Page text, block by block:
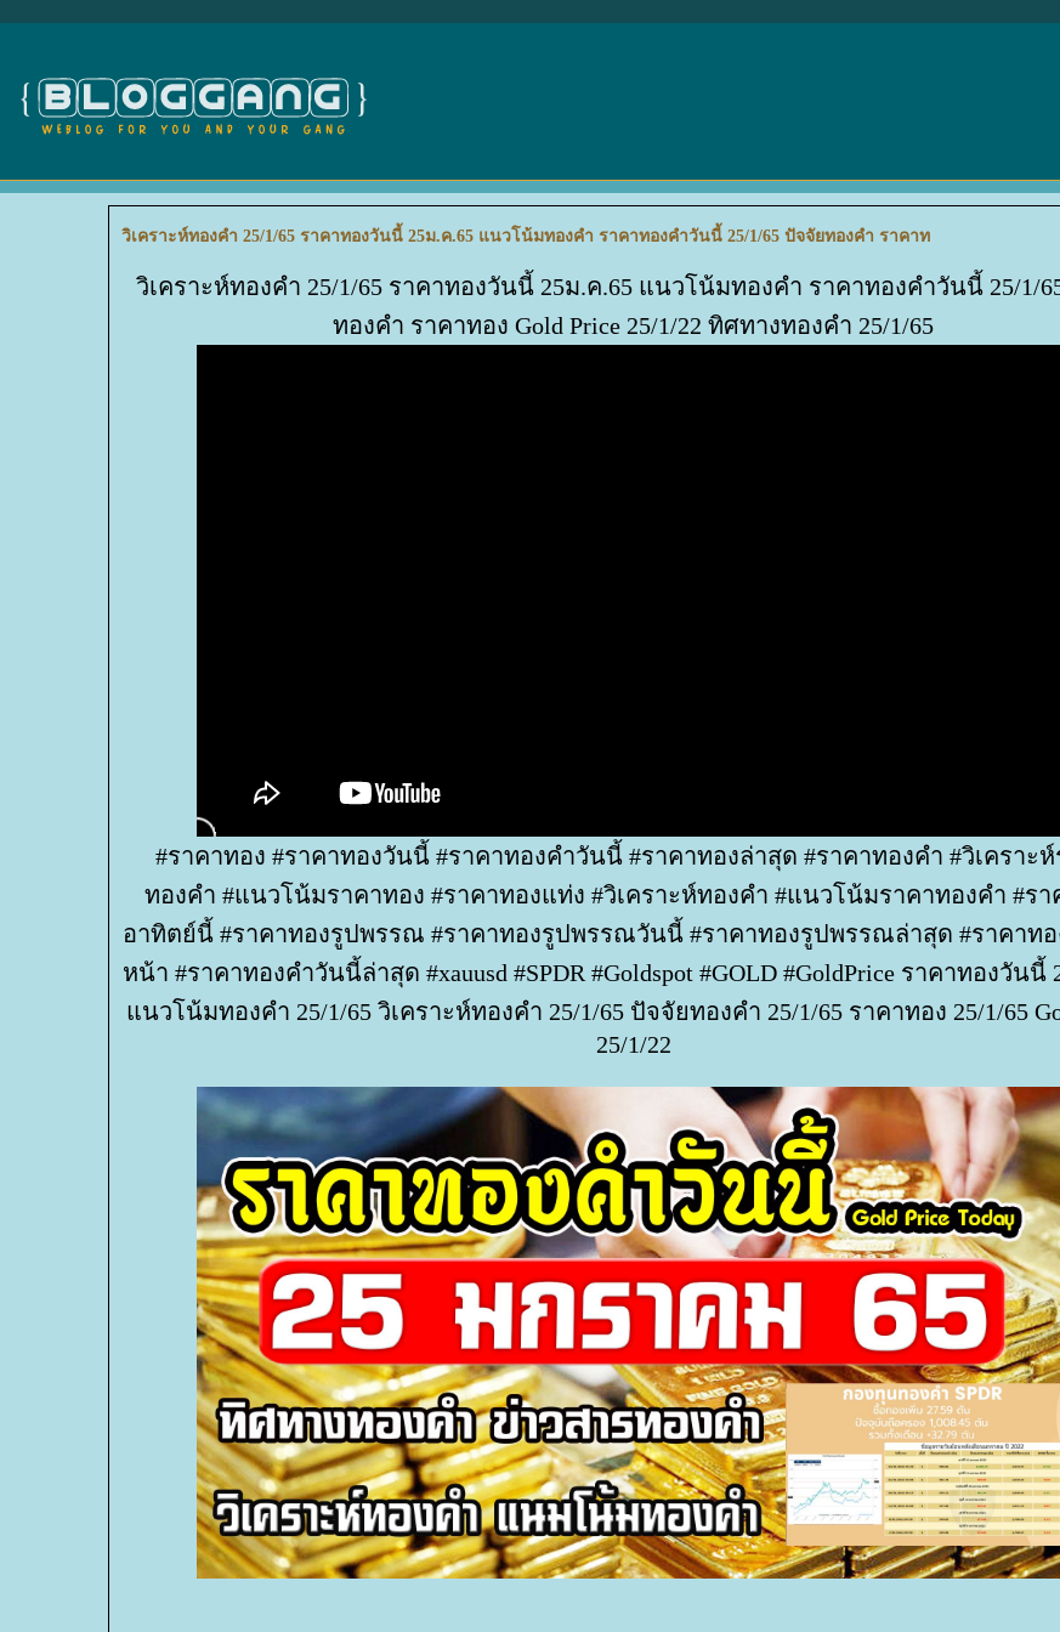
วิเคราะห์ทองคำ 25/1/65 ราคาทองวันนี้ 25ม.ค.65 แนวโน้มทองคำ ราคาทองคำวันนี้ 25/1/65 ปัจจัยทองคำ ราคาท
วิเคราะห์ทองคำ 25/1/65 ราคาทองวันนี้ 25ม.ค.65 แนวโน้มทองคำ ราคาทองคำวันนี้ 25/1/
ทองคำ ราคาทอง Gold Price 25/1/22 ทิศทางทองคำ 25/1/65
#ราคาทอง #ราคาทองวันนี้ #ราคาทองคำวันนี้ #ราคาทองล่าสุด #ราคาทองคำ #วิเคราะห์
ทองคำ #แนวโน้มราคาทอง #ราคาทองแท่ง #วิเคราะห์ทองคำ #แนวโน้มราคาทองคำ #รา
อาทิตย์นี้ #ราคาทองรูปพรรณ #ราคาทองรูปพรรณวันนี้ #ราคาทองรูปพรรณล่าสุด #ราคาท
หน้า #ราคาทองคําวันนี้ล่าสุด #xauusd #SPDR #Goldspot #GOLD #GoldPrice ราคาทองวันนี้
นวโน้มทองคำ 25/1/65 วิเคราะห์ทองคำ 25/1/65 ปัจจัยทองคำ 25/1/65 ราคาทอง 25/1/65
25/1/22